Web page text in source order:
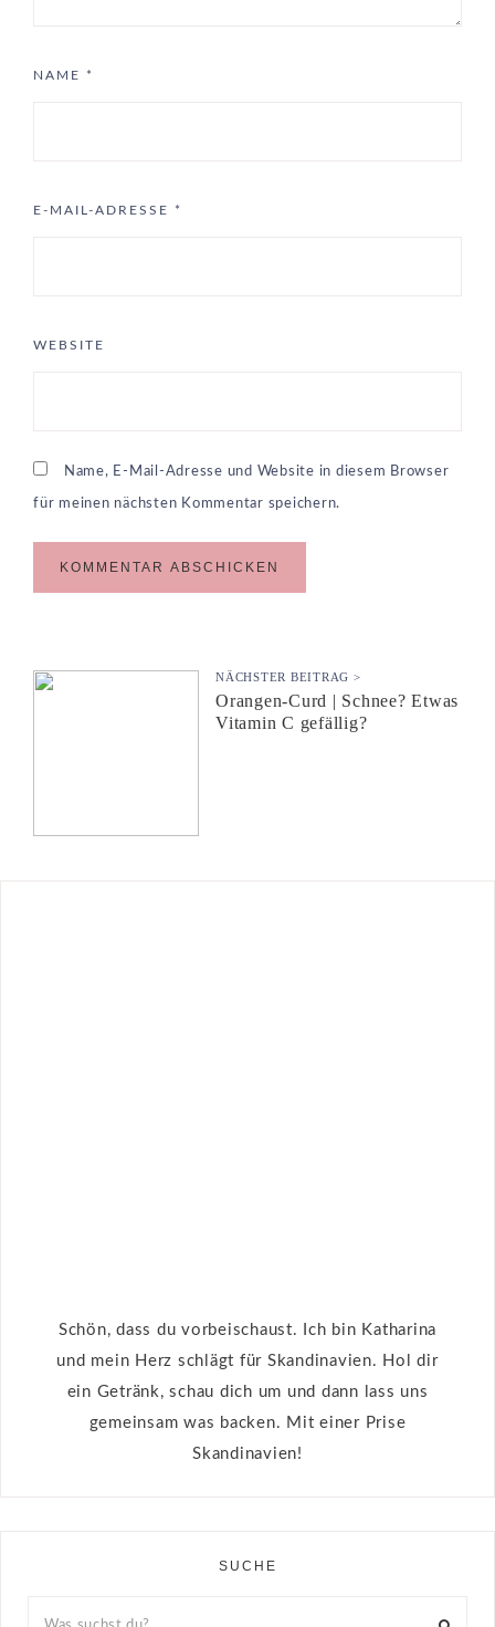
NAME *
E-MAIL-ADRESSE *
WEBSITE
Name, E-Mail-Adresse und Website in diesem Browser
für meinen nächsten Kommentar speichern.
NÄCHSTER BEITRAG >
Orangen-Curd | Schnee? Etwas
Vitamin C gefällig?
Schön, dass du vorbeischaust. Ich bin Katharina
und mein Herz schlägt für Skandinavien. Hol dir
ein Getränk, schau dich um und dann lass uns
gemeinsam was backen. Mit einer Prise
Skandinavien!
SUCHE